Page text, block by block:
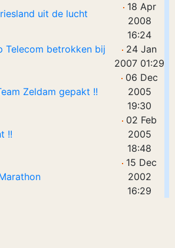
uit de lucht
18 Apr
2008
16:24
Telecom betrokken bij
24 Jan
2007 01:29
Zeldam gepakt !!
06 Dec
2005
19:30
!!
02 Feb
2005
18:48
15 Dec
2002
16:29